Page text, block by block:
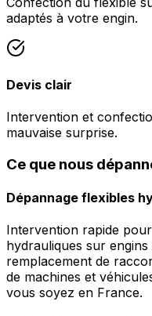
adaptés à votre engin.
Devis clair
Intervention et
mauvaise surprise.
Ce que nous
Dépannage flexibles
Intervention rapide
hydrauliques sur
remplacement de
de machines et
vous soyez en France.